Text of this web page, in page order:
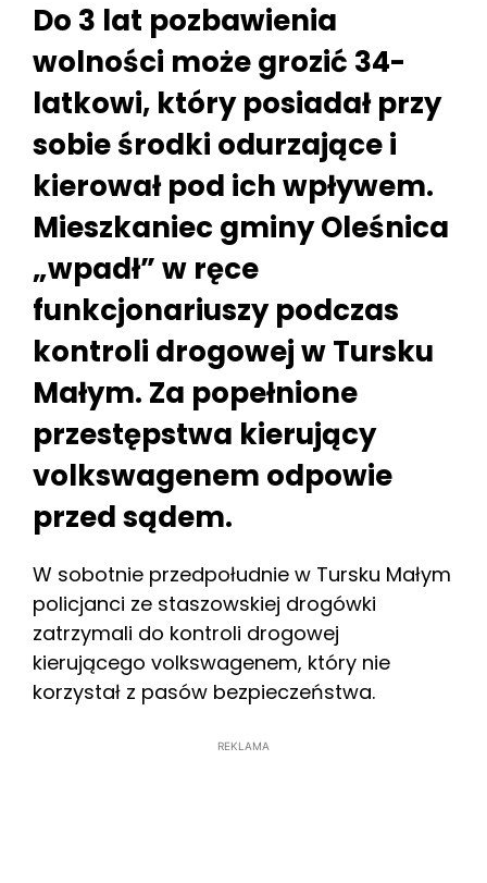
Do 3 lat pozbawienia
wolności może grozić 34-
latkowi, który posiadał przy
sobie środki odurzające i
kierował pod ich wpływem.
Mieszkaniec gminy Oleśnica
„wpadł” w ręce
funkcjonariuszy podczas
kontroli drogowej w Tursku
Małym. Za popełnione
przestępstwa kierujący
volkswagenem odpowie
przed sądem.
W sobotnie przedpołudnie w Tursku Małym
policjanci ze staszowskiej drogówki
zatrzymali do kontroli drogowej
kierującego volkswagenem, który nie
korzystał z pasów bezpieczeństwa.
REKLAMA